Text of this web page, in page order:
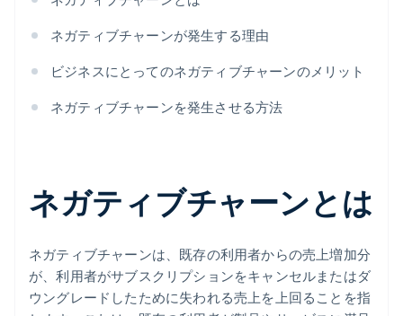
ネガティブチャーンが発生する理由
ビジネスにとってのネガティブチャーンのメリット
ネガティブチャーンを発生させる方法
ネガティブチャーンとは
ネガティブチャーンは、既存の利用者からの売上増加分
が、利用者がサブスクリプションをキャンセルまたはダ
ウングレードしたために失われる売上を上回ることを指